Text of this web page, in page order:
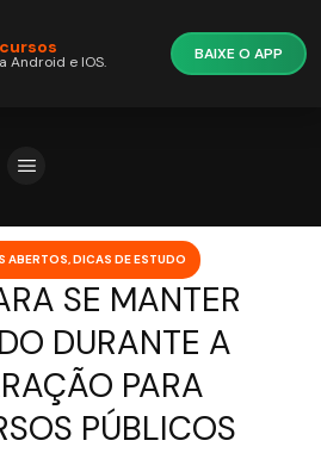
ABERTOS,DICAS DE ESTUDO
SE MANTER
DURANTE A
PARA
PÚBLICOS
Android e IOS. BAIXE O APP